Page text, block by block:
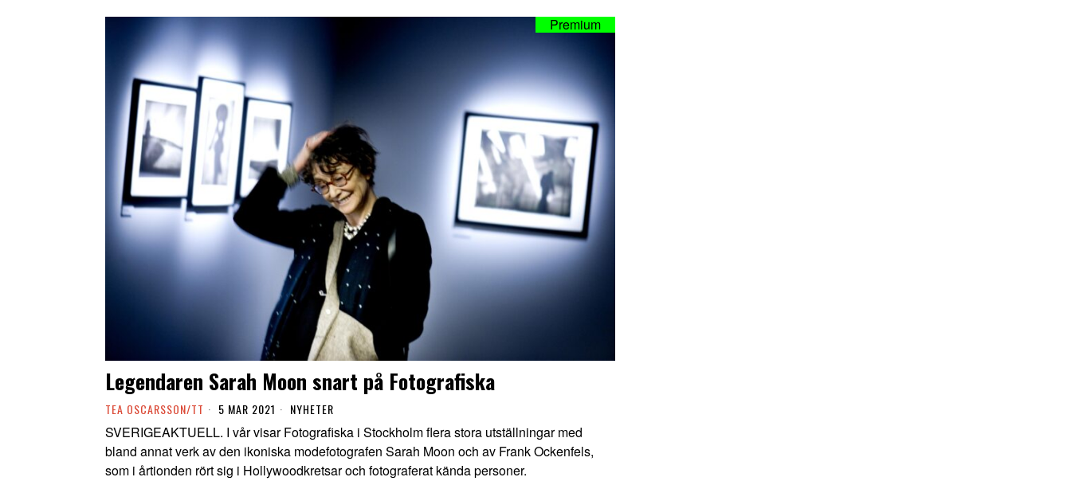
Legendaren Sarah Moon snart på Fotografiska
TEA OSCARSSON/TT 5 MAR 2021 NYHETER
SVERIGEAKTUELL. I vår visar Fotografiska i Stockholm flera stora utställningar med
bland annat verk av den ikoniska modefotografen Sarah Moon och av Frank Ockenfels,
som i årtionden rört sig i Hollywoodkretsar och fotograferat kända personer.